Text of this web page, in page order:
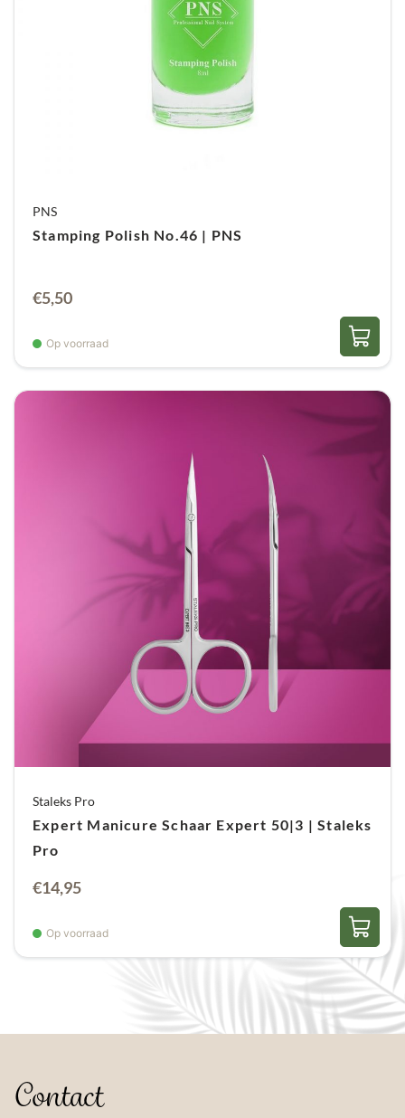
PNS
Stamping Polish No.46 | PNS
€5,50
Op voorraad
Staleks Pro
Expert Manicure Schaar Expert 50|3 | Staleks
Pro
€14,95
Op voorraad
Contact